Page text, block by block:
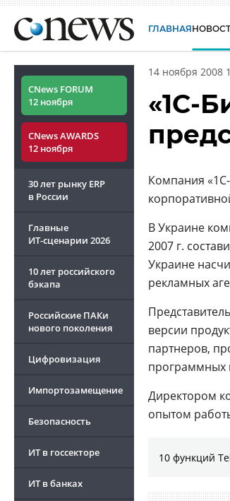
ГЛАВНАЯ
CNews FORUM
12 ноября
CNews AWARDS
12 ноября
30 лет рынку ERP
в России
Главные
ИТ-сценарии 2026
10 лет российского
бэкапа
Российские ПАКи
нового поколения
Цифровизация
Импортозамещение
Безопасность
ИТ в госсекторе
ИТ в банках
14 ноября 2008
«1С-
Компания
В Украине
2007 г.
Украине
рекламных
версии
партнеров,
программных
Директором
опытом
10 функций